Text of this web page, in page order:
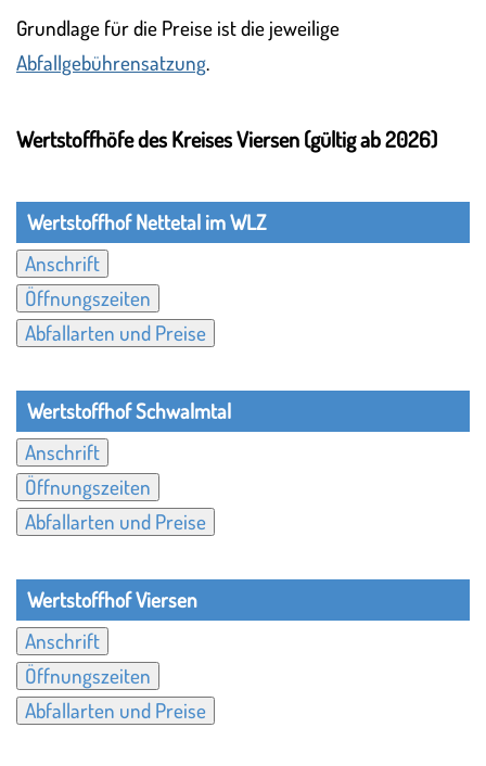
Grundlage für die Preise ist die jeweilige
Abfallgebührensatzung.
Wertstoffhöfe des Kreises Viersen (gültig ab 2026)
Wertstoffhof Nettetal im WLZ
Anschrift
Öffnungszeiten
Abfallarten und Preise
Wertstoffhof Schwalmtal
Anschrift
Öffnungszeiten
Abfallarten und Preise
Wertstoffhof Viersen
Anschrift
Öffnungszeiten
Abfallarten und Preise